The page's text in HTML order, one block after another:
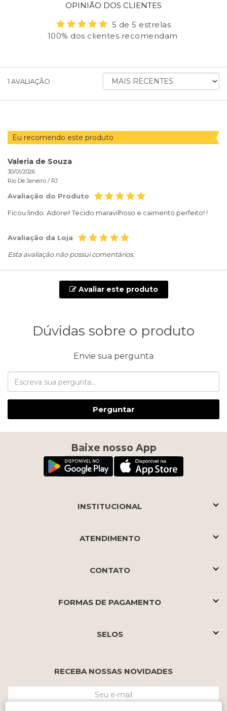
OPINIÃO DOS CLIENTES
5 de 5 estrelas
100% dos clientes recomendam
1 AVALIAÇÃO
ORDENAR
AVALIAÇÕES
Eu recomendo este produto
Valeria de Souza
30/01/2026
Rio De Janeiro / RJ
Avaliação do Produto
Ficou lindo. Adorei! Tecido maravilhoso e caimento perfeito! !
Avaliação da Loja
Esta avaliação não possui comentários.
Avaliar este produto
Dúvidas sobre o produto
Envie sua pergunta
Perguntar
Baixe nosso App
INSTITUCIONAL
ATENDIMENTO
CONTATO
FORMAS DE PAGAMENTO
SELOS
RECEBA NOSSAS NOVIDADES